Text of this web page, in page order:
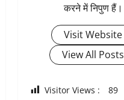
करने में निपुण हैं।
Visit Website
View All Posts
Visitor Views : 89